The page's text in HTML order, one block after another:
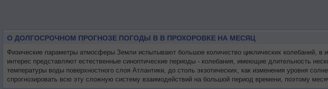
О ДОЛГОСРОЧНОМ ПРОГНОЗЕ ПОГОДЫ В В ПРОХОРОВКЕ НА МЕСЯЦ
Физические параметры атмосферы Земли испытывают большое количество циклических колебаний,
интерес представляют естественные синоптические периоды - колебания, имеющие длительность
температуры воды поверхностного слоя Атлантики, до столь экзотических, как изменения уровня
спрогнозировать всю эту сложную систему взаимодействий на большой период времени, поэтому